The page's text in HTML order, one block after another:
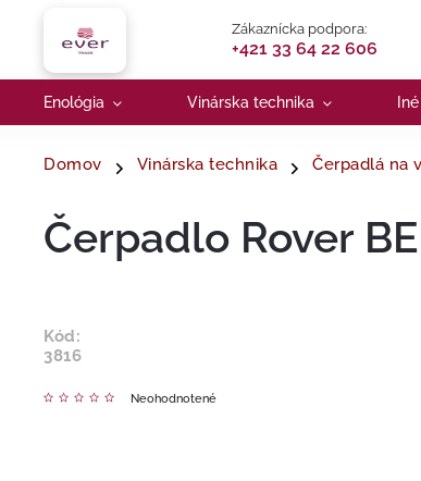
Zákaznícka podpora:
+421 33 64 22 606
Enológia Vinárska technika
Domov Vinárska technika Čerpadlá na
Čerpadlo Rover
Kód:
3816
Neohodnotené